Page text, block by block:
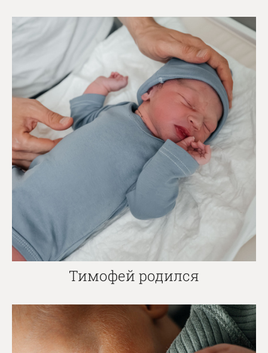
Тимофей родился